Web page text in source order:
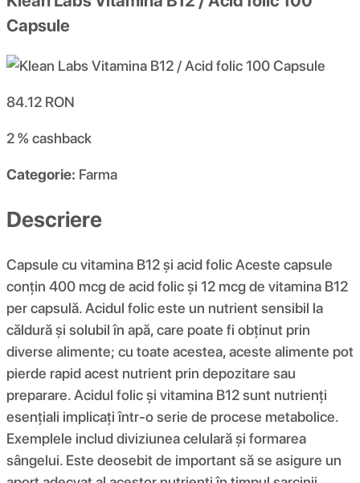
Capsule
84.12 RON
2 %cashback
Categorie: Farma
Descriere
Capsule cu vitamina B12 și acid folic Aceste capsule
conțin 400 mcg de acid folic și 12 mcg de vitamina B12
per capsulă. Acidul folic este un nutrient sensibil la
căldură și solubil în apă, care poate fi obținut prin
diverse alimente; cu toate acestea, aceste alimente pot
pierde rapid acest nutrient prin depozitare sau
preparare. Acidul folic și vitamina B12 sunt nutrienți
esențiali implicați într-o serie de procese metabolice.
Exemplele includ diviziunea celulară și formarea
sângelui. Este deosebit de important să se asigure un